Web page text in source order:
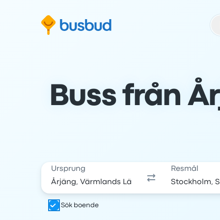
Buss från
Ursprung Resmål
Sök boende